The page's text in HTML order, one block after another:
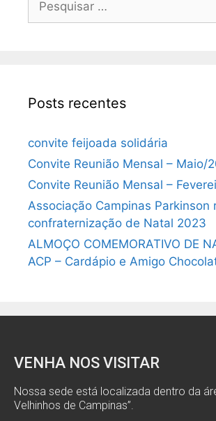
Posts recentes
convite feijoada solidária
Convite Reunião Mensal – Maio/
Convite Reunião Mensal –
Associação Campinas Parkinson
confraternização de Natal 2023
ALMOÇO COMEMORATIVO DE
ACP – Cardápio e Amigo
VENHA NOS VISITAR
Nossa sede está localizada dentro da
Velhinhos de Campinas”.